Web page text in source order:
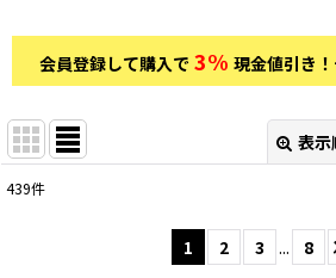
会員登録して購入で 3% 現金値引き
表示
439件
1 2 3 ... 8